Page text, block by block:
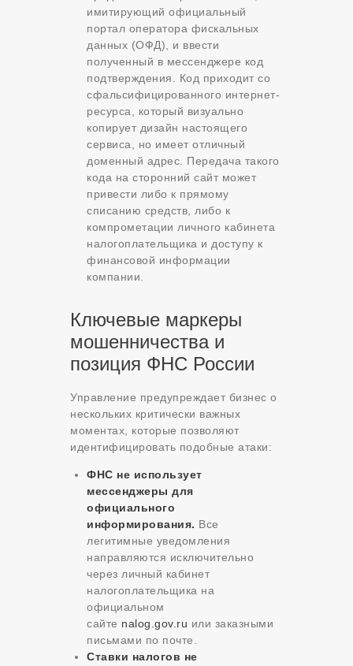
имитирующий официальный
портал оператора фискальных
данных (ОФД), и ввести
полученный в мессенджере код
подтверждения. Код приходит со
сфальсифицированного интернет-
ресурса, который визуально
копирует дизайн настоящего
сервиса, но имеет отличный
доменный адрес. Передача такого
кода на сторонний сайт может
привести либо к прямому
списанию средств, либо к
компрометации личного кабинета
налогоплательщика и доступу к
финансовой информации
компании.
Ключевые маркеры
мошенничества и
позиция ФНС России
Управление предупреждает бизнес о
нескольких критически важных
моментах, которые позволяют
идентифицировать подобные атаки:
ФНС не использует
мессенджеры для
официального
информирования. Все
легитимные уведомления
направляются исключительно
через личный кабинет
налогоплательщика на
официальном
сайте nalog.gov.ru или заказными
письмами по почте.
Ставки налогов не